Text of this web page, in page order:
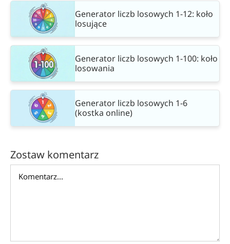
Generator liczb losowych 1-12: koło
losujące
Generator liczb losowych 1-100: koło
losowania
Generator liczb losowych 1-6
(kostka online)
Zostaw komentarz